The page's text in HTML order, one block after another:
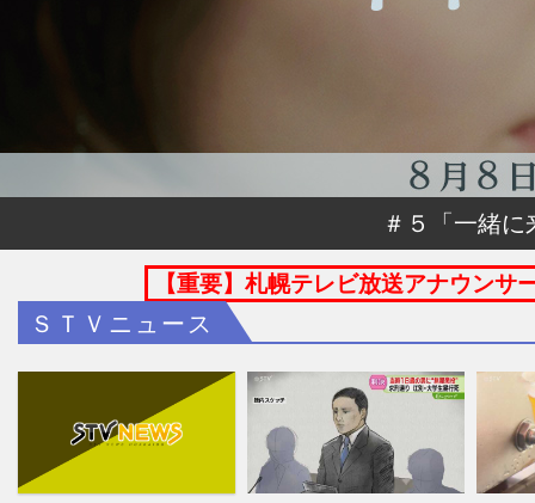
＃５「一緒
【重要】札幌テレビ放送アナウン
ＳＴＶニュース